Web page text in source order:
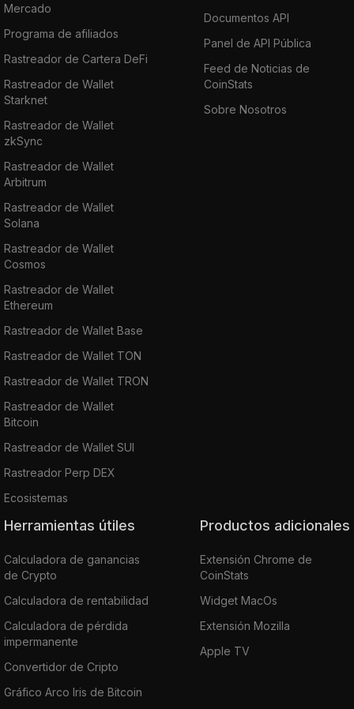
Mercado
Programa de afiliados
Rastreador de Cartera DeFi
Rastreador de Wallet
Starknet
Rastreador de Wallet
zkSync
Rastreador de Wallet
Arbitrum
Rastreador de Wallet
Solana
Rastreador de Wallet
Cosmos
Rastreador de Wallet
Ethereum
Rastreador de Wallet Base
Rastreador de Wallet TON
Rastreador de Wallet TRON
Rastreador de Wallet
Bitcoin
Rastreador de Wallet SUI
Rastreador Perp DEX
Ecosistemas
Documentos API
Panel de API Pública
Feed de Noticias de
CoinStats
Sobre Nosotros
Herramientas útiles
Calculadora de ganancias
de Crypto
Calculadora de rentabilidad
Calculadora de pérdida
impermanente
Convertidor de Cripto
Gráfico Arco Iris de Bitcoin
Productos adicionales
Extensión Chrome de
CoinStats
Widget MacOs
Extensión Mozilla
Apple TV